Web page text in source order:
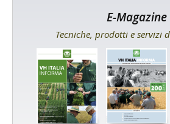
E-Magazine
Tecniche, prodotti e servizi